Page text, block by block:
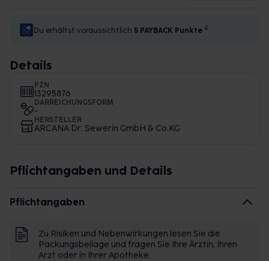
Du erhältst voraussichtlich 5 PAYBACK Punkte 4
Details
PZN
13295876
DARREICHUNGSFORM
-
HERSTELLER
ARCANA Dr. Sewerin GmbH & Co.KG
Pflichtangaben und Details
Pflichtangaben
Zu Risiken und Nebenwirkungen lesen Sie die
Packungsbeilage und fragen Sie Ihre Ärztin, Ihren
Arzt oder in Ihrer Apotheke.